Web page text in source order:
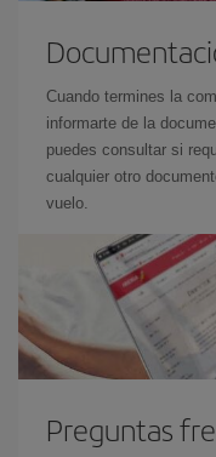
Cuando termines la
informarte de la
puedes consultar si
cualquier otro
vuelo.
Preguntas